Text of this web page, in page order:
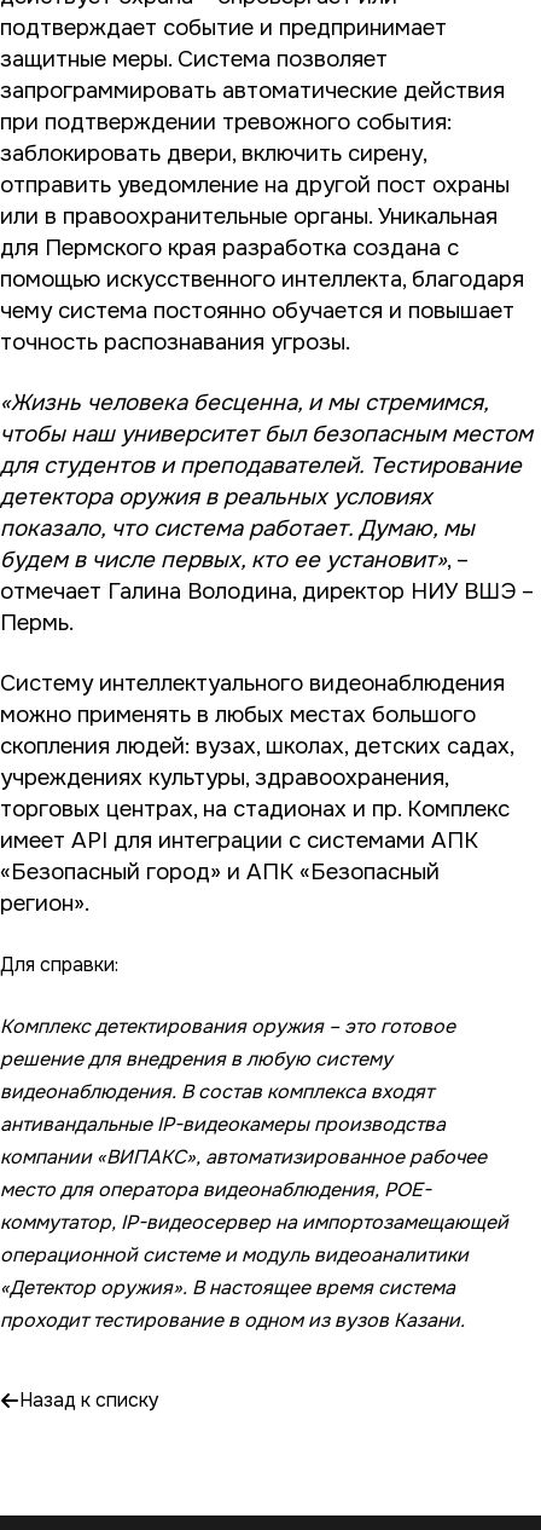
подтверждает событие и предпринимает
защитные меры. Система позволяет
запрограммировать автоматические действия
при подтверждении тревожного события:
заблокировать двери, включить сирену,
отправить уведомление на другой пост охраны
или в правоохранительные органы. Уникальная
для Пермского края разработка создана с
помощью искусственного интеллекта, благодаря
чему система постоянно обучается и повышает
точность распознавания угрозы.
«Жизнь человека бесценна, и мы стремимся,
чтобы наш университет был безопасным местом
для студентов и преподавателей. Тестирование
детектора оружия в реальных условиях
показало, что система работает. Думаю, мы
будем в числе первых, кто ее установит», –
отмечает Галина Володина, директор НИУ ВШЭ –
Пермь.
Систему интеллектуального видеонаблюдения
можно применять в любых местах большого
скопления людей: вузах, школах, детских садах,
учреждениях культуры, здравоохранения,
торговых центрах, на стадионах и пр. Комплекс
имеет API для интеграции с системами АПК
«Безопасный город» и АПК «Безопасный
регион».
Для справки:
Комплекс детектирования оружия– это готовое
решение для внедрения в любую систему
видеонаблюдения. В состав комплекса входят
антивандальные IP-видеокамеры производства
компании «ВИПАКС», автоматизированное рабочее
место для оператора видеонаблюдения, POE-
коммутатор, IP-видеосервер на импортозамещающей
операционной системе и модуль видеоаналитики
«Детектор оружия». В настоящее время система
проходит тестирование в одном из вузов Казани.
Назад к списку